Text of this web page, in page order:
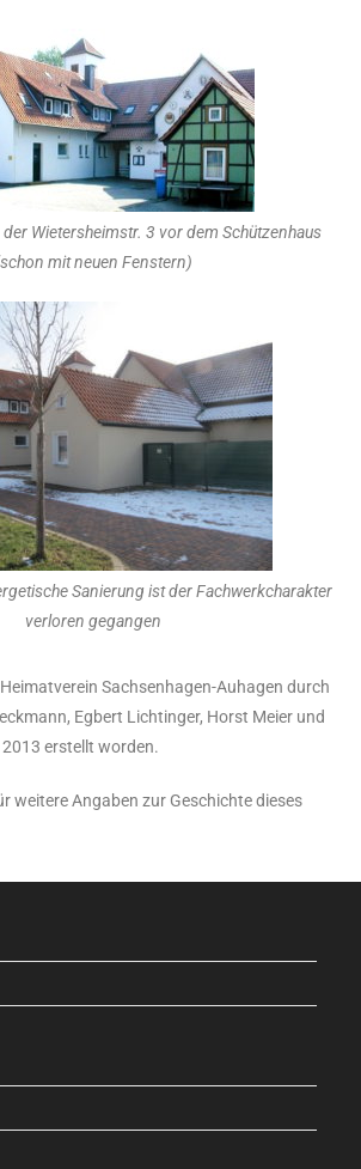
Wietersheimstr. 3 vor dem Schützenhaus
mit neuen Fenstern)
Sanierung ist der Fachwerkcharakter
verloren gegangen
Sachsenhagen-Auhagen durch
Egbert Lichtinger, Horst Meier und
erstellt worden.
weitere Angaben zur Geschichte dieses